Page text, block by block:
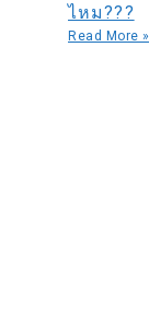
ไหม???
Read More »